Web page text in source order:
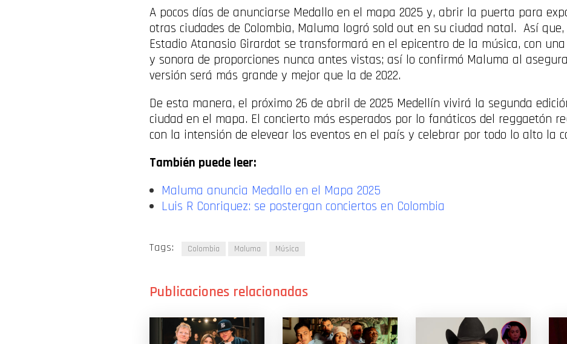
A pocos días de anunciarse Medallo en el mapa 2025 y, abrir la puerta para
otras ciudades de Colombia, Maluma logró sold out en su ciudad natal. Así que,
Estadio Atanasio Girardot se transformará en el epicentro de la música, con
y sonora de proporciones nunca antes vistas; así lo confirmó Maluma al
versión será más grande y mejor que la de 2022.
De esta manera, el próximo 26 de abril de 2025 Medellín vivirá la segunda
ciudad en el mapa. El concierto más esperados por lo fanáticos del reggaetón
con la intensión de elevear los eventos en el país y celebrar por todo lo alto la
También puede leer:
Maluma anuncia Medallo en el Mapa 2025
Luis R Conriquez: se postergan conciertos en Colombia
Tags: Colombia Maluma Música